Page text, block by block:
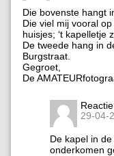
Die bovenste hangt
Die viel mij vooral
huisjes; ‘t kapelletje
De tweede hang in
Burgstraat.
Gegroet,
De
29-04-
De kapel in
onderkomen